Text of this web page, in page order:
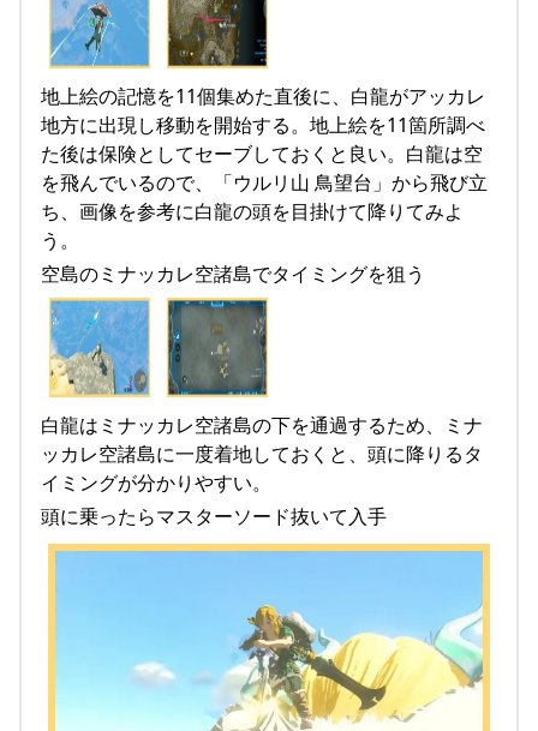
地上絵の記憶を11個集めた直後に、白龍がアッカレ
地方に出現し移動を開始する。地上絵を11箇所調べ
た後は保険としてセーブしておくと良い。白龍は空
を飛んでいるので、「ウルリ山 鳥望台」から飛び立
ち、画像を参考に白龍の頭を目掛けて降りてみよ
う。
空島のミナッカレ空諸島でタイミングを狙う
白龍はミナッカレ空諸島の下を通過するため、ミナ
ッカレ空諸島に一度着地しておくと、頭に降りるタ
イミングが分かりやすい。
頭に乗ったらマスターソード抜いて入手